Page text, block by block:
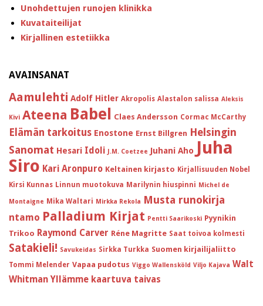
Unohdettujen runojen klinikka
Kuvataiteilijat
Kirjallinen estetiikka
AVAINSANAT
Aamulehti Adolf Hitler Akropolis Alastalon salissa Aleksis
Kivi Ateena Babel Claes Andersson Cormac McCarthy
Elämän tarkoitus Enostone Ernst Billgren Helsingin
Sanomat Hesari Idoli J.M. Coetzee Juhani Aho Juha
Siro Kari Aronpuro Keltainen kirjasto Kirjallisuuden Nobel
Kirsi Kunnas Linnun muotokuva Marilynin hiuspinni Michel de
Montaigne Mika Waltari Mirkka Rekola Musta runokirja
ntamo Palladium Kirjat Pentti Saarikoski Pyynikin
Trikoo Raymond Carver Réne Magritte Saat toivoa kolmesti
Satakieli! Savukeidas Sirkka Turkka Suomen kirjailijaliitto
Tommi Melender Vapaa pudotus Viggo Wallensköld Viljo Kajava Walt
Whitman Yllämme kaartuva taivas